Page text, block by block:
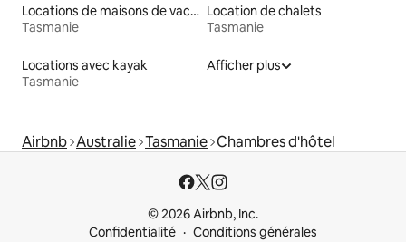
Locations de maisons de vacances
Tasmanie
Location de chalets
Tasmanie
Locations avec kayak
Tasmanie
Afficher plus
Airbnb Australie Tasmanie Chambres d'hôtel
© 2026 Airbnb, Inc.
Confidentialité
Conditions générales